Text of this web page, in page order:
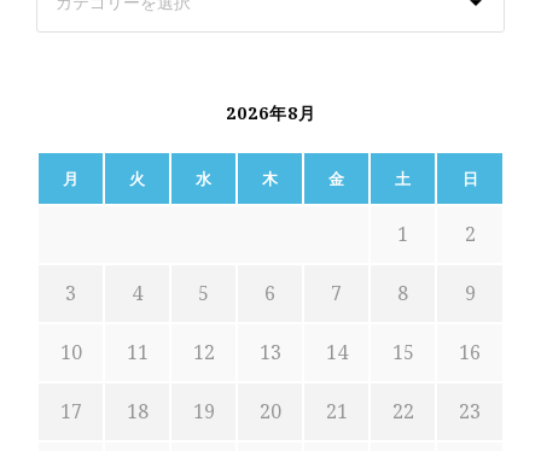
2026年8月
月 火 水 木 金 土 日
1 2
3 4 5 6 7 8 9
10 11 12 13 14 15 16
17 18 19 20 21 22 23